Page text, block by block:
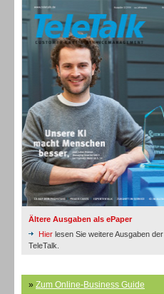
Ältere Ausgaben als ePaper
Hier lesen Sie weitere Ausgaben der
TeleTalk.
» Zum Online-Business Guide
Inbound
Inbound